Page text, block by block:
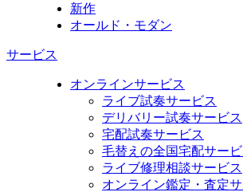
新作
オールド・モダン
サービス
オンラインサービス
ライブ試奏サービス
デリバリー試奏サービス
宅配試奏サービス
毛替えの全国宅配サービ
ライブ修理相談サービス
オンライン鑑定・査定